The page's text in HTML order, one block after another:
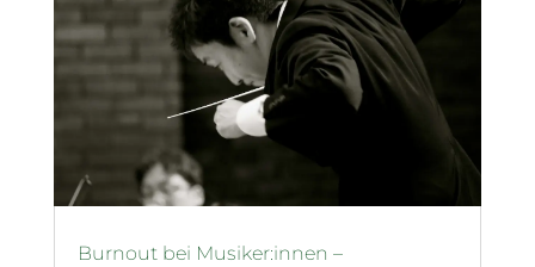
Burnout bei Musiker:innen –